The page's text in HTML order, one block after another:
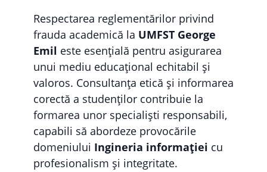
Respectarea reglementărilor privind
frauda academică la UMFST George
Emil este esențială pentru asigurarea
unui mediu educațional echitabil și
valoros. Consultanța etică și informarea
corectă a studenților contribuie la
formarea unor specialiști responsabili,
capabili să abordeze provocările
domeniului Ingineria informației cu
profesionalism și integritate.